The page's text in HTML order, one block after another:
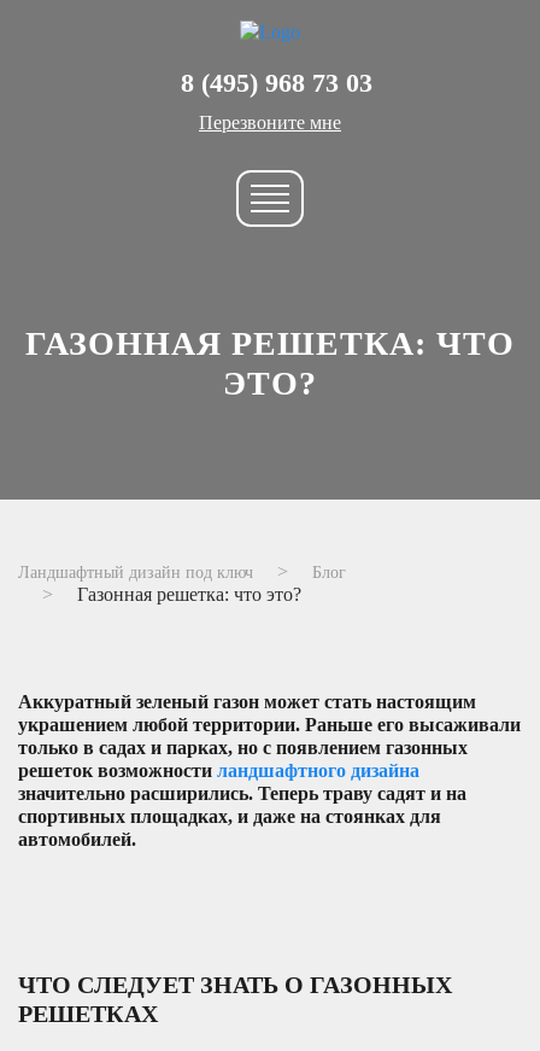
8 (495) 968 73 03
Перезвоните мне
ГАЗОННАЯ РЕШЕТКА: ЧТО
ЭТО?
Ландшафтный дизайн под ключ Блог
Газонная решетка: что это?
Аккуратный зеленый газон может стать настоящим
украшением любой территории. Раньше его высаживали
только в садах и парках, но с появлением газонных
решеток возможности ландшафтного дизайна
значительно расширились. Теперь траву садят и на
спортивных площадках, и даже на стоянках для
автомобилей.
ЧТО СЛЕДУЕТ ЗНАТЬ О ГАЗОННЫХ
РЕШЕТКАХ